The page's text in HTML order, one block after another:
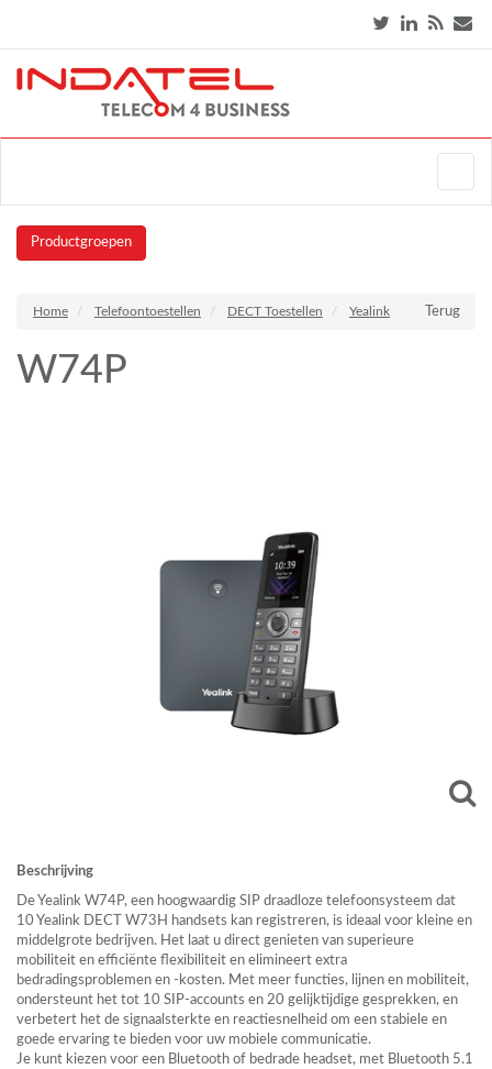
Productgroepen
Terug
Home Telefoontoestellen DECT Toestellen Yealink
W74P
Beschrijving
De Yealink W74P, een hoogwaardig SIP draadloze telefoonsysteem dat
10 Yealink DECT
W73H handsets kan registreren, is ideaal voor kleine en
middelgrote bedrijven. Het laat u direct genieten van superieure
mobiliteit en efficiënte flexibiliteit en elimineert extra
bedradingsproblemen en -kosten. Met meer functies, lijnen en mobiliteit,
ondersteunt het tot 10 SIP-accounts en 20 gelijktijdige gesprekken, en
verbetert het de signaalsterkte en reactiesnelheid om een stabiele en
goede ervaring te bieden voor uw mobiele communicatie.
Je kunt kiezen voor een Bluetooth of bedrade headset, met Bluetooth 5.1